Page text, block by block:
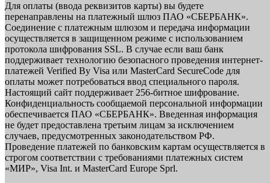
Для оплаты (ввода реквизитов карты) вы будете
перенаправлены на платежный шлюз ПАО «СБЕРБАНК».
Соединение с платежным шлюзом и передача информации
осуществляется в защищенном режиме с использованием
протокола шифрования SSL. В случае если ваш банк
поддерживает технологию безопасного проведения интернет-
платежей Verified By Visa или MasterCard SecureCode для
оплаты может потребоваться ввод специального пароля.
Настоящий сайт поддерживает 256-битное шифрование.
Конфиденциальность сообщаемой персональной информации
обеспечивается ПАО «СБЕРБАНК». Введенная информация
не будет предоставлена третьим лицам за исключением
случаев, предусмотренных законодательством РФ.
Проведение платежей по банковским картам осуществляется в
строгом соответствии с требованиями платежных систем
«МИР», Visa Int. и MasterCard Europe Sprl.